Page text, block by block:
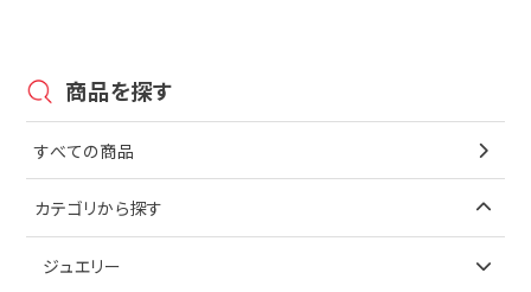
商品を探す
すべての商品
カテゴリから探す
ジュエリー